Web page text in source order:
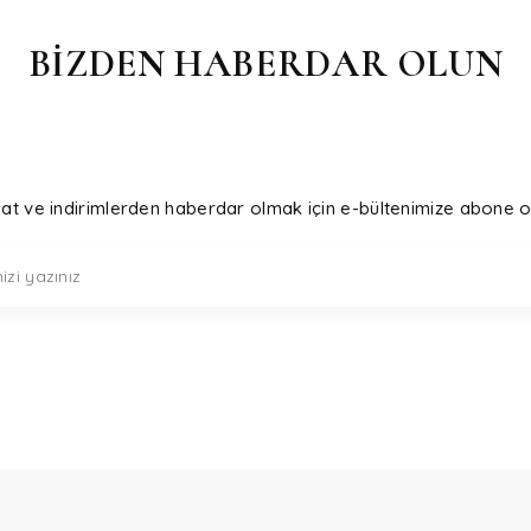
BİZDEN HABERDAR OLUN
ve indirimlerden haberdar olmak için e-bültenimize abone